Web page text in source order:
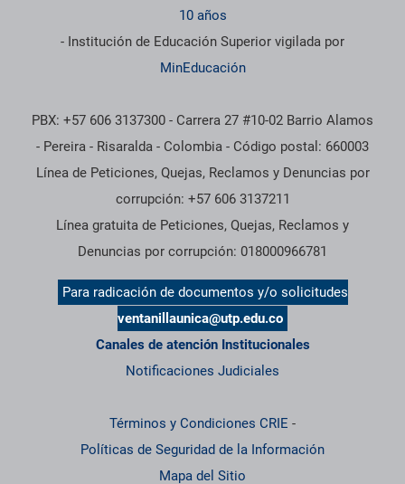
10 años
- Institución de Educación Superior vigilada por
MinEducación
PBX: +57 606 3137300 - Carrera 27 #10-02 Barrio Alamos
- Pereira - Risaralda - Colombia - Código postal: 660003
Línea de Peticiones, Quejas, Reclamos y Denuncias por
corrupción: +57 606 3137211
Línea gratuita de Peticiones, Quejas, Reclamos y
Denuncias por corrupción: 018000966781
Para radicación de documentos y/o solicitudes
ventanillaunica@utp.edu.co
Canales de atención Institucionales
Notificaciones Judiciales
Términos y Condiciones CRIE -
Políticas de Seguridad de la Información
Mapa del Sitio